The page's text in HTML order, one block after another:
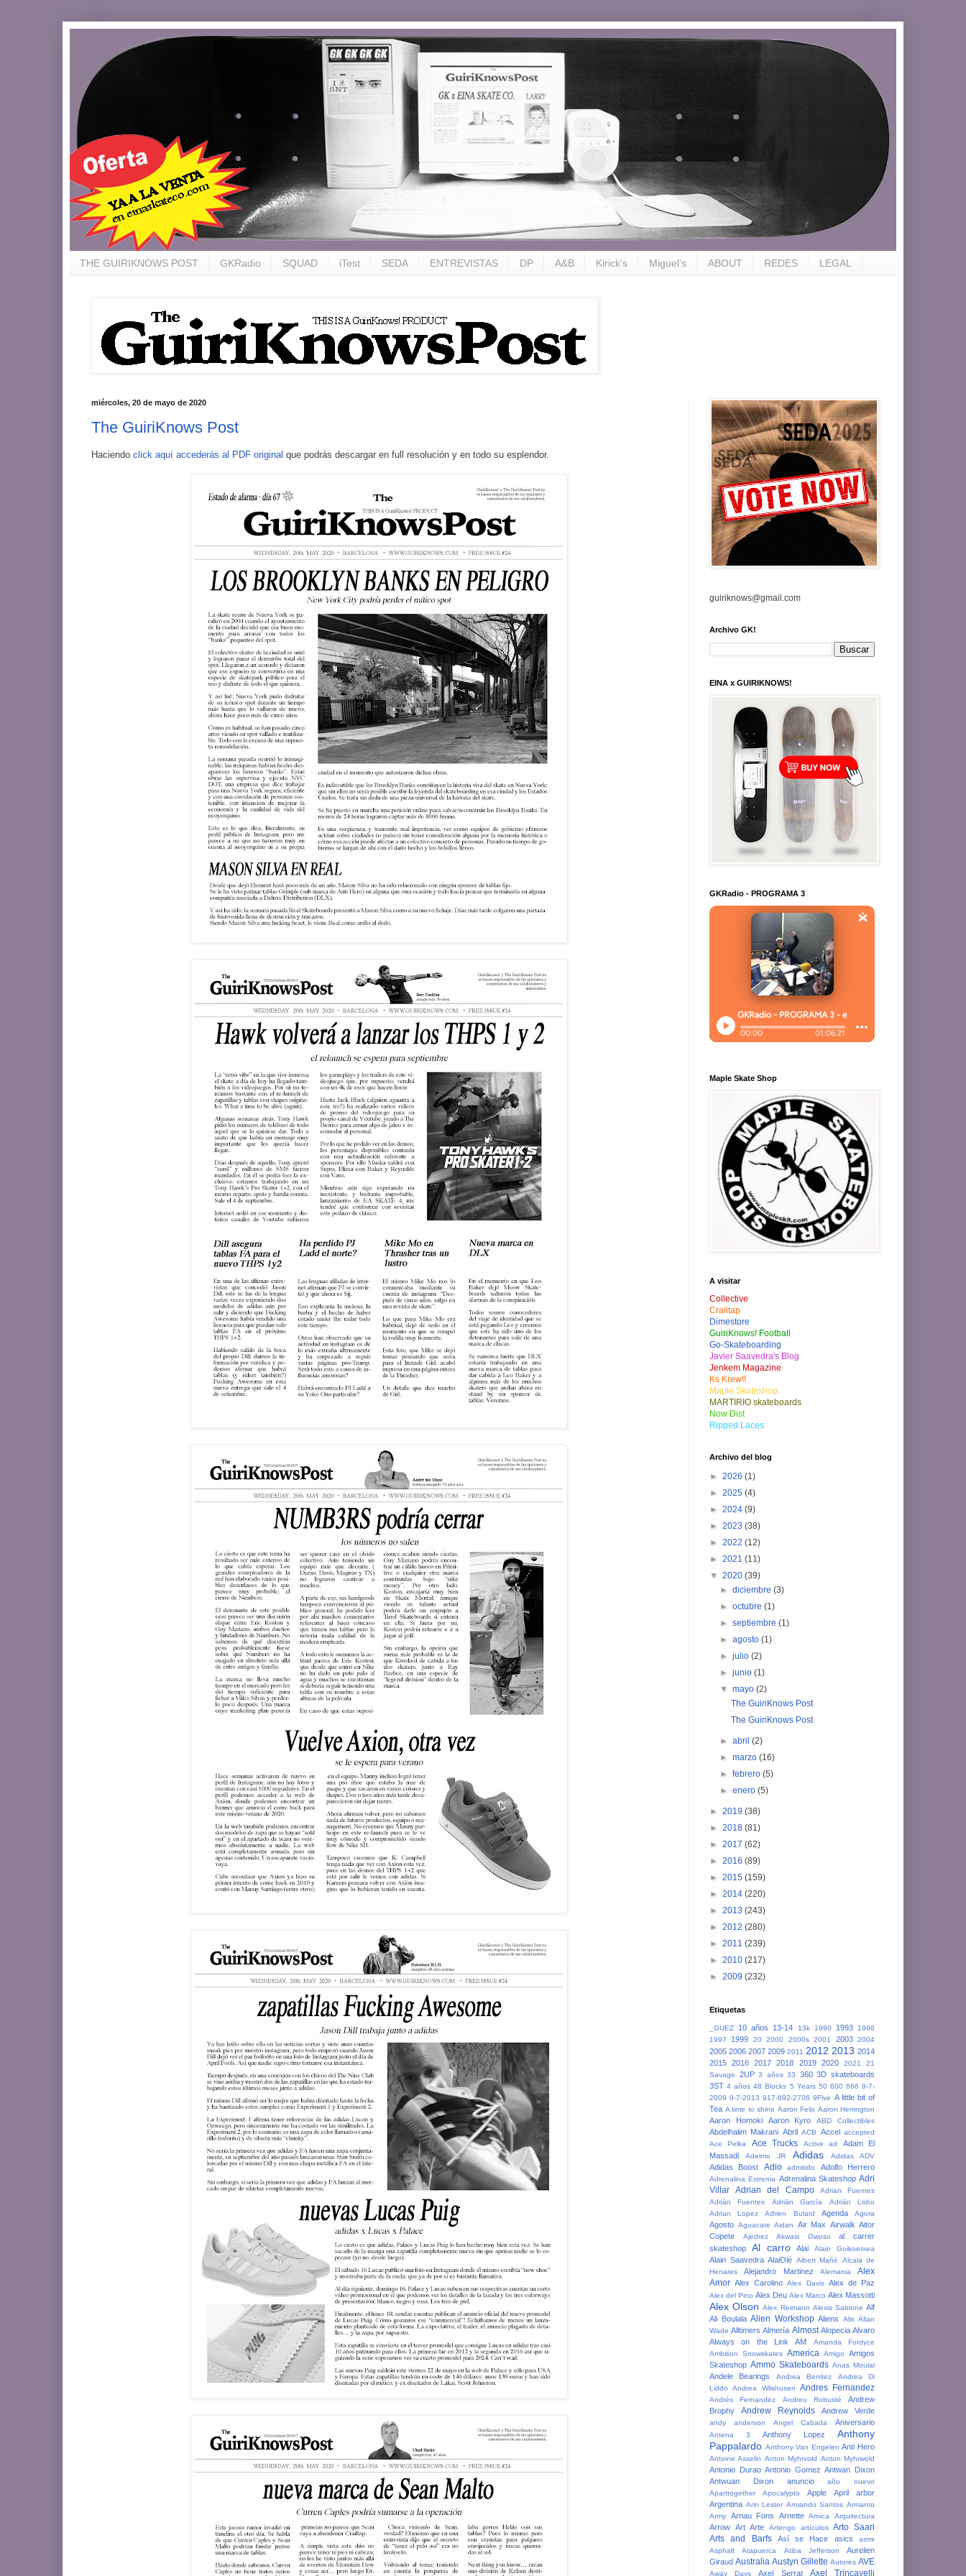
THE GUIRIKNOWS POST GKRadio SQUAD iTest SEDA ENTREVISTAS DP A&B Kirick's Miguel's ABOUT REDES LEGAL
miércoles, 20 de mayo de 2020
The GuiriKnows Post
Haciendo click aquí accederás al PDF original que podrás descargar en full resolución y en todo su esplendor.
guiriknows@gmail.com
Archivo GK!
EINA x GUIRIKNOWS!
GKRadio - PROGRAMA 3
Maple Skate Shop
A visitar
Collective
Crailtap
Dimestore
GuiriKnows! Football
Go-Skateboarding
Javier Saavedra's Blog
Jenkem Magazine
Ks Krew!!
Maple Skateshop
MARTIRIO skateboards
Now Dist
Ripped Laces
Archivo del blog
► 2026 (1)
► 2025 (4)
► 2024 (9)
► 2023 (38)
► 2022 (12)
► 2021 (11)
▼ 2020 (39)
►diciembre(3)
►octubre(1)
►septiembre(1)
►agosto(1)
►julio(2)
►junio(1)
▼mayo(2)
The GuiriKnows Post
The GuiriKnows Post
►abril(2)
►marzo(16)
►febrero(5)
►enero(5)
► 2019 (38)
► 2018 (81)
► 2017 (62)
► 2016 (89)
► 2015 (159)
► 2014 (220)
► 2013 (243)
► 2012 (280)
► 2011 (239)
► 2010 (217)
► 2009 (232)
Etiquetas
_GUEZ 10 años 13-14 13k 1990 1993
1996
1997
1999 20 2000 2000s 2001 2003 2004
2005 2006 2007 2009 2011 2012 2013 2014
2015 2016 2017 2018 2019 2020 2021
21
Savage
2UP 3 años 33 360 3D skateboards
3ST 4 años 48 Blocks 5 Years 50 600 666 9-7-
2009 9-7-2013 917-692-2706 9Five A little bit of
Tea A time to shine Aaron Felix Aaron Herrington
Aaron Homoki Aaron Kyro ABD Collectibles
Abdelhalim Makrani Abril ACB Accel accepted
Ace Pelka
Ace Trucks Active ad
Adam El
Massadi
Adelmo JR Adidas Adidas ADV
Adidas Boost Adio admitido Adolfo Herrero
Adrenalina Extrema Adrenalina Skateshop Adri
Villar Adrian del Campo
Adrian Fuentes
Adrián Fuentes
Adrián García
Adrián Lobo
Adrian Lopez
Adrien Bulard Agenda Agora
Agosto Aguacate Aidan Air Max Airwalk Aitor
Copete
Ajedrez Akwasi Owusu
al carrer
skateshop
Al carro Alai Alain Goikoetxea
Alain Saavedra AlaiOlé Albert Mañé
Alcala de
Henares
Alejandro Martinez Alemania
Alex
Amor Alex Carolino Alex Davis Alex de Paz
Alex del Pino Alex Deu Alex Marco Alex Massotti
Alex Olson Alex Reimann Alexis Sablone Alf
Ali Boulala Alien Workshop Aliens Alis Allan
Wade Alltimers Almería Almost Alopecia Alvaro
Always on the Link
AM
Amanda Fordyce
Ambition Snowskates America Amigo
Amigos
Skateshop Ammo Skateboards Anas Moulal
Andele Bearings Andrea Benitez
Andrea Di
Liddo
Andrea Wilshusen Andres Fernandez
Andrés Fernandez Andreu Robusté
Andrew
Brophy
Andrew Reynolds Andrew Verde
andy anderson Angel Cabada Aniversario
Antena 3 Anthony Lopez
Anthony
Pappalardo Anthony Van Engelen Anti Hero
Antoine Asselin Anton Myhrvold Anton Myhrwold
Antonio Durao Antonio Gomez Antwan Dixon
Antwuan Dixon
anuncio
año nuevo
Aparttogether
Apocalypto Apple April
arbor
Argentina Arin Lester Armando Santos Armanto
Army
Arnau Fons Arnette Arnica Arquitectura
Arrow Art Arte Artengo artículos
Arto Saari
Arts and Barfs
Así se Hace asics
asmr
Asphalt
Atapuerca Atiba Jefferson
Aurelien
Giraud Australia Austyn Gillette Autores AVE
Away Days Axel Serrat Axel Trincavelli